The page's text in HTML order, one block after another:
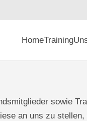
HomeTraining
sowie
an uns zu